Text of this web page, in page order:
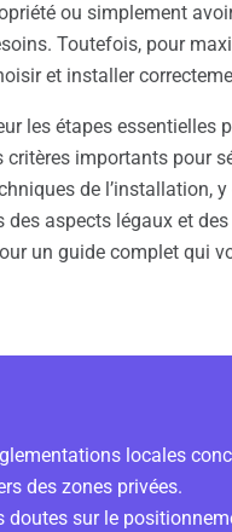
ou simplement
Toutefois, pour
et installer
les étapes essentielles
importants pour
de l’installation,
aspects légaux et
un guide complet qui
locales
des zones privées.
sur le